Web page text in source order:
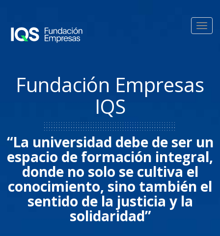
Fundación Empresas
IQS
“La universidad debe de ser un
espacio de formación integral,
donde no solo se cultiva el
conocimiento, sino también el
sentido de la justicia y la
solidaridad”